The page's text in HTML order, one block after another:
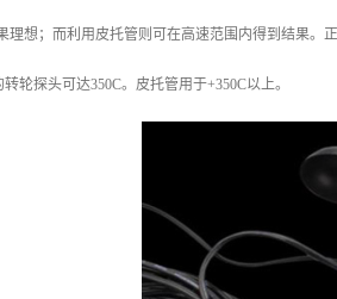
理想；而利用皮托管则可在高速范围内得到结果
轮探头可达350C。皮托管用于+350C以上。